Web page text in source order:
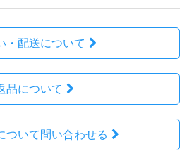
・配送について
品について
ついて問い合わせる